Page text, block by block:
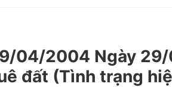
04/2004 Ngày
đất (Tình trạng